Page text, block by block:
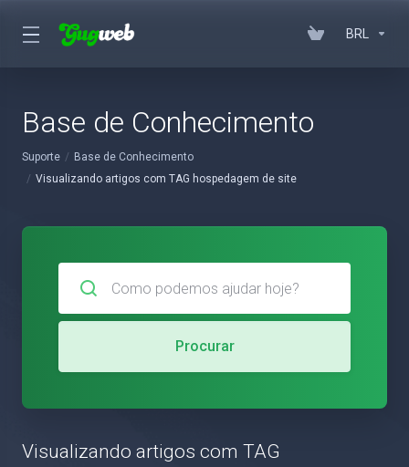
BRL
Base de Conhecimento
Suporte
Base de Conhecimento
Visualizando artigos com TAG hospedagem de site
Procurar
Visualizando artigos com TAG